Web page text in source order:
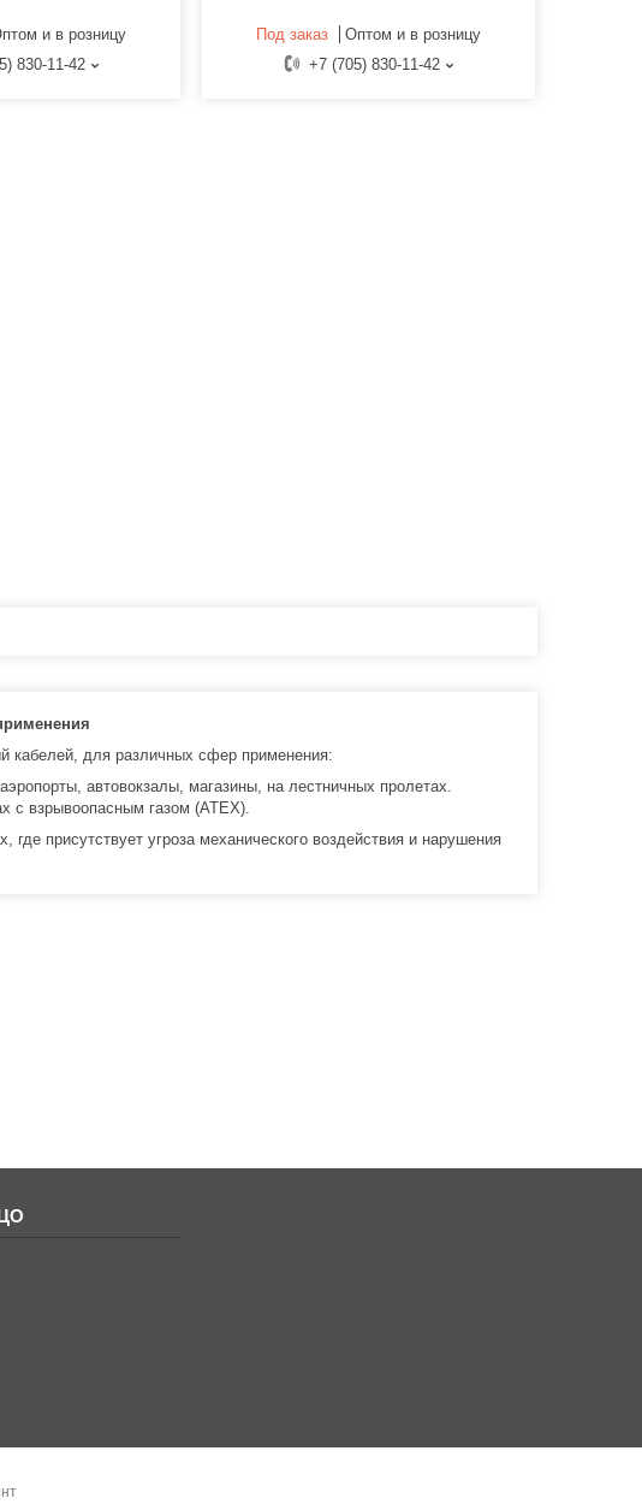
и в розницу
830-11-42
Под заказ
Оптом и в розницу
+7 (705) 830-11-42
для различных сфер применения:
автовокзалы, магазины, на лестничных пролетах.
с взрывоопасным газом (ATEX).
присутствует угроза механического воздействия и нарушения